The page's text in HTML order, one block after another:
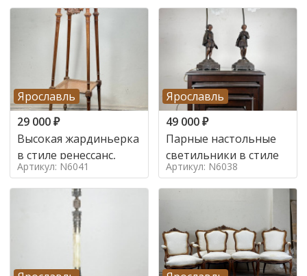
Ярославль
29 000₽
Высокая жардиньерка
в стиле ренессанс,
Артикул: N6041
Ярославль
49 000₽
Парные настольные
светильники в стиле
Артикул: N6038